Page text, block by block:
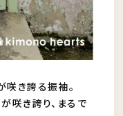
き誇る振袖。
咲き誇り、まるで